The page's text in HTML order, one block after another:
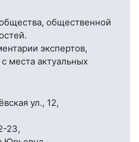
общественной
экспертов,
места актуальных
ул., 12,
23,